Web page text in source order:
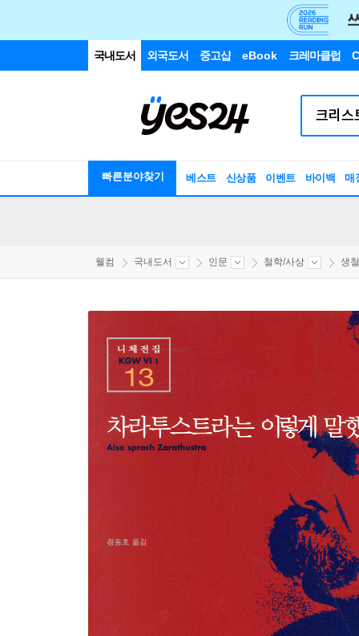
국내도서 외국도서 중고샵 eBook 크레마클럽
빠른분야찾기 베스트 신상품 이벤트 바이백 매
웰컴 국내도서 인문 철학/사상 생